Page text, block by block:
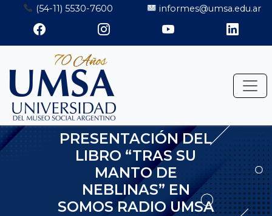
Saltar
contenido
(54-11) 5530-7600 informes@umsa.edu.ar
PRESENTACIÓN DEL
LIBRO “TRAS SU
MANTO DE
NEBLINAS” EN
SOMOS RADIO UMSA